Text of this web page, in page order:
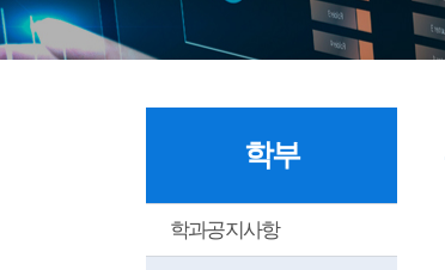
학부
학과공지사항